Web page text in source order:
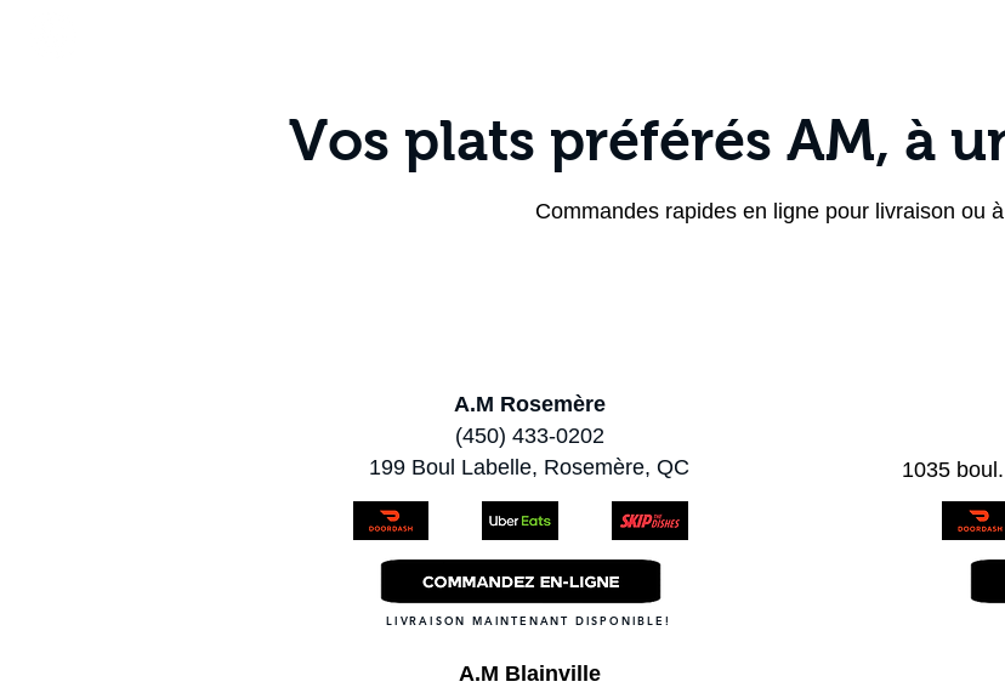
Vos plats préférés AM, à
Commandes rapides en ligne pour livraison ou
A.M Rosemère
(450) 433-0202
199 Boul Labelle, Rosemère, QC
A.M Blainville
1035
LIVRAISON MAINTENANT DISPONIBLE!